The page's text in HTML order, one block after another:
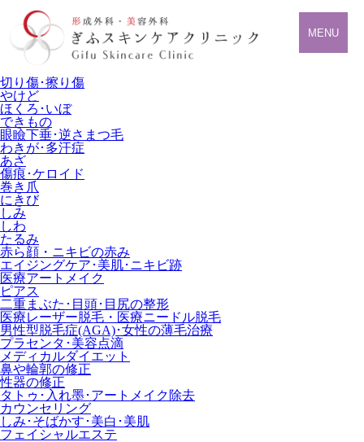
MENU
切り傷･擦り傷
やけど
ほくろ･いぼ
できもの
眼瞼下垂･逆さまつ毛
わきが･多汗症
あざ
傷痕･ケロイド
巻き爪
にきび
しみ
しわ
たるみ
赤ら顔・ニキビの赤み
エイジングケア･美肌･ニキビ跡
医療アートメイク
ピアス
二重まぶた･目頭･目尻の整形
医療レーザー脱毛・医療ニードル脱毛
男性型脱毛症(AGA)･女性の薄毛治療
プラセンタ･美容点滴
メディカルダイエット
鼻や輪郭の修正
性器の修正
タトゥ･入れ墨･アートメイク除去
カウンセリング
しみ･そばかす･美白･美肌
フェイシャルエステ